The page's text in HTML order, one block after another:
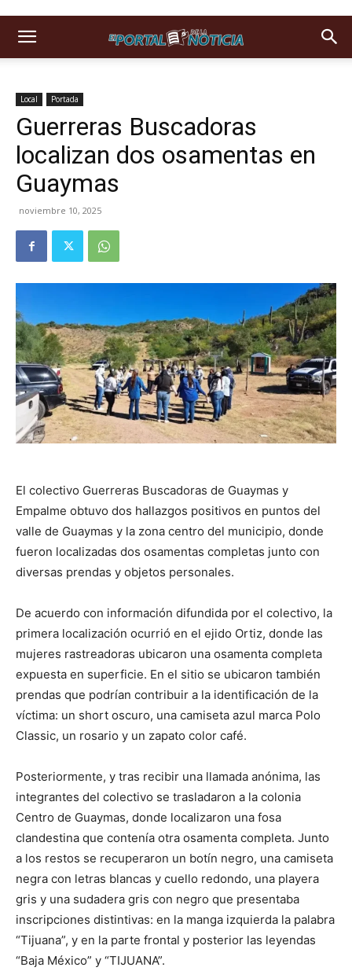
Local Portada
Guerreras Buscadoras
localizan dos osamentas en
Guaymas
noviembre 10, 2025
El colectivo Guerreras Buscadoras de Guaymas y
Empalme obtuvo dos hallazgos positivos en puntos del
valle de Guaymas y la zona centro del municipio, donde
fueron localizadas dos osamentas completas junto con
diversas prendas y objetos personales.
De acuerdo con información difundida por el colectivo, la
primera localización ocurrió en el ejido Ortiz, donde las
mujeres rastreadoras ubicaron una osamenta completa
expuesta en superficie. En el sitio se ubicaron también
prendas que podrían contribuir a la identificación de la
víctima: un short oscuro, una camiseta azul marca Polo
Classic, un rosario y un zapato color café.
Posteriormente, y tras recibir una llamada anónima, las
integrantes del colectivo se trasladaron a la colonia
Centro de Guaymas, donde localizaron una fosa
clandestina que contenía otra osamenta completa. Junto
a los restos se recuperaron un botín negro, una camiseta
negra con letras blancas y cuello redondo, una playera
gris y una sudadera gris con negro que presentaba
inscripciones distintivas: en la manga izquierda la palabra
“Tijuana”, y en la parte frontal y posterior las leyendas
“Baja México” y “TIJUANA”.